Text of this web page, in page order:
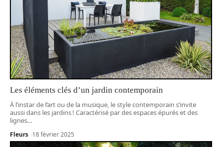
Les éléments clés d’un jardin contemporain
À l’instar de l’art ou de la musique, le style contemporain s’invite
aussi dans les jardins ! Caractérisé par des espaces épurés et des
lignes…
Fleurs 18 février 2025